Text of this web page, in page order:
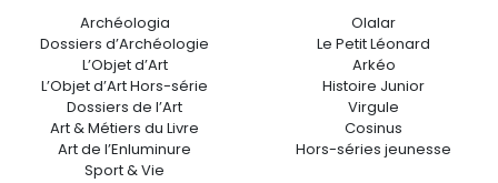
Archéologia
Dossiers d’Archéologie
L’Objet d’Art
L’Objet d’Art Hors-série
Dossiers de l’Art
Art & Métiers du Livre
Art de l’Enluminure
Sport & Vie
Olalar
Le Petit Léonard
Arkéo
Histoire Junior
Virgule
Cosinus
Hors-séries jeunesse